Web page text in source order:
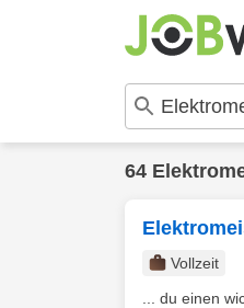
64
Vollzeit
... du einen